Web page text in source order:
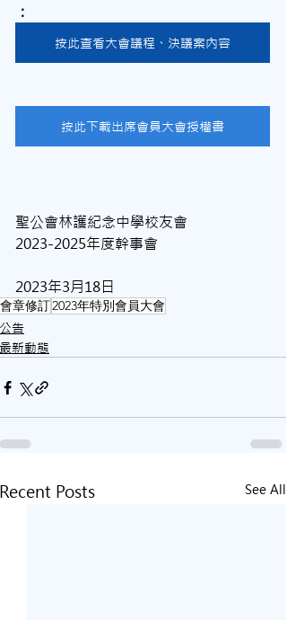
：
按此查看大會議程、決議案內容
按此下載出席會員大會授權書
聖公會林護紀念中學校友會
2023-2025年度幹事會
2023年3月18日
會章修訂2023年特別會員大會
公告
最新動態
Recent Posts See All